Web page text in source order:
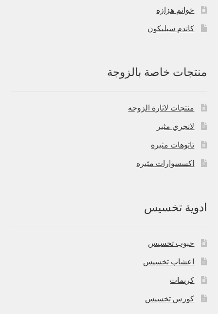
خواتم هزازه
كاندم سيليكون
منتجات خاصة بالزوجة
منتجات لاثارة الزوجه
لانجري مثير
تاتوهات مثيره
اكسسوارات مثيره
ادوية تخسيس
حبوب تخسيس
اعشاب تخسيس
كريمات
كورس تخسيس